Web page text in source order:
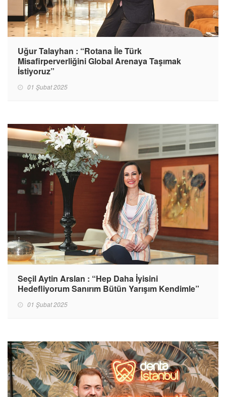
Uğur Talayhan : “Rotana İle Türk
Misafirperverliğini Global Arenaya Taşımak
İstiyoruz”
01 Şubat 2025
Seçil Aytin Arslan : “Hep Daha İyisini
Hedefliyorum Sanırım Bütün Yarışım Kendimle”
01 Şubat 2025